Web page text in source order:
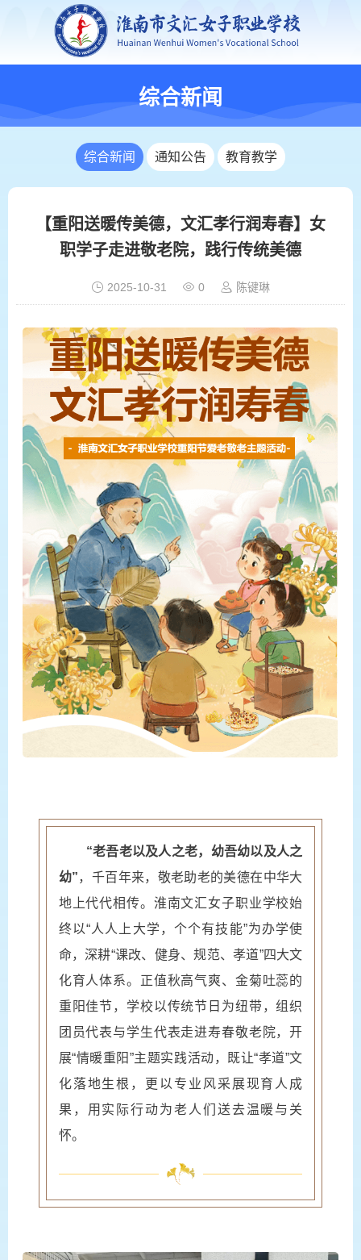
综合新闻
综合新闻 通知公告 教育教学
【重阳送暖传美德，文汇孝行润寿春】女
职学子走进敬老院，践行传统美德
2025-10-31 0 陈键琳
“老吾老以及人之老，幼吾幼以及人之
幼”，千百年来，敬老助老的美德在中华大
地上代代相传。淮南文汇女子职业学校始
终以“人人上大学，个个有技能”为办学使
命，深耕“课改、健身、规范、孝道”四大文
化育人体系。正值秋高气爽、金菊吐蕊的
重阳佳节，学校以传统节日为纽带，组织
团员代表与学生代表走进寿春敬老院，开
展“情暖重阳”主题实践活动，既让“孝道”文
化落地生根，更以专业风采展现育人成
果，用实际行动为老人们送去温暖与关
怀。